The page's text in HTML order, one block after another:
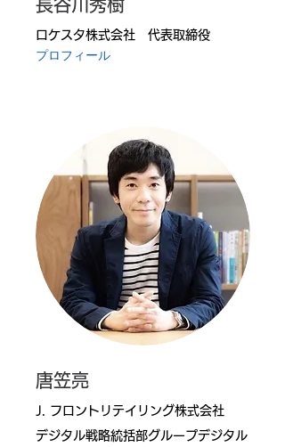
長谷川秀樹
ロケスタ株式会社 代表取締役
プロフィール
唐笠亮
J. フロントリテイリング株式会社
デジタル戦略統括部グループデジタル